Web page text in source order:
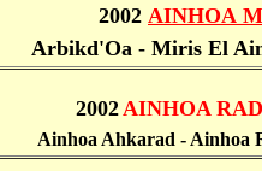
2002 AINHOA
Arbikd'Oa - Miris El
2002 AINHOA
Ainhoa Ahkarad - Ainhoa